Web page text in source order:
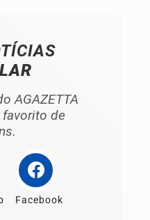
AGAZETTA
favorito de
Facebook